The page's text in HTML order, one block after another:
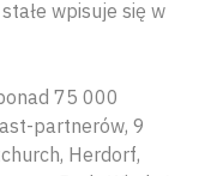
wpisuje się w
75 000
partnerów, 9
Herdorf,